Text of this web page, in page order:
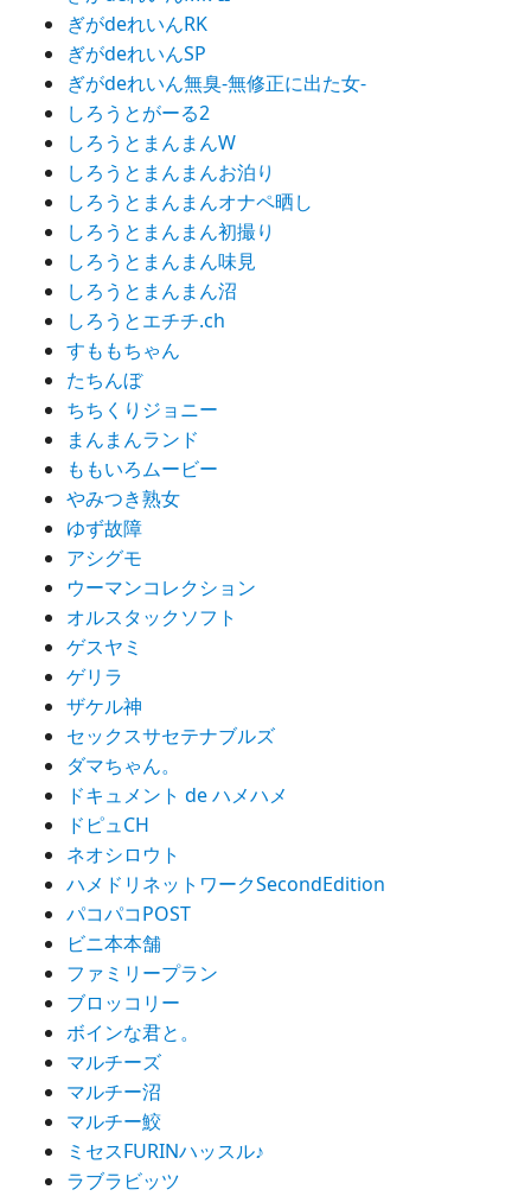
ぎがdeれいんRK
ぎがdeれいんSP
ぎがdeれいん無臭-無修正に出た女-
しろうとがーる2
しろうとまんまんW
しろうとまんまんお泊り
しろうとまんまんオナペ晒し
しろうとまんまん初撮り
しろうとまんまん味見
しろうとまんまん沼
しろうとエチチ.ch
すももちゃん
たちんぼ
ちちくりジョニー
まんまんランド
ももいろムービー
やみつき熟女
ゆず故障
アシグモ
ウーマンコレクション
オルスタックソフト
ゲスヤミ
ゲリラ
ザケル神
セックスサセテナブルズ
ダマちゃん。
ドキュメント de ハメハメ
ドピュCH
ネオシロウト
ハメドリネットワークSecondEdition
パコパコPOST
ビニ本本舗
ファミリープラン
ブロッコリー
ボインな君と。
マルチーズ
マルチー沼
マルチー鮫
ミセスFURINハッスル♪
ラブラビッツ